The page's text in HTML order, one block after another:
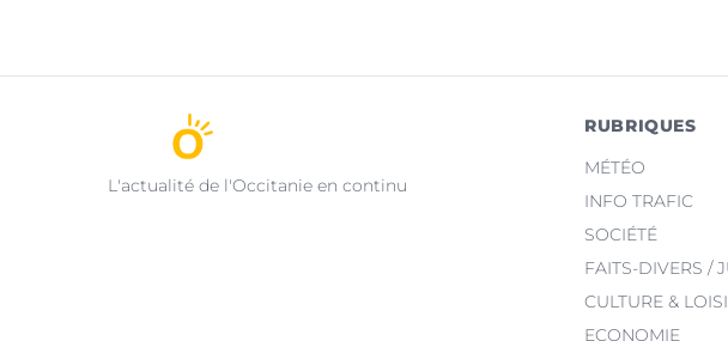
L'actualité de l'Occitanie en continu
RUBRIQUES
MÉTÉO
INFO TRAFIC
SOCIÉTÉ
FAITS-DIVERS /
CULTURE &
ECONOMIE